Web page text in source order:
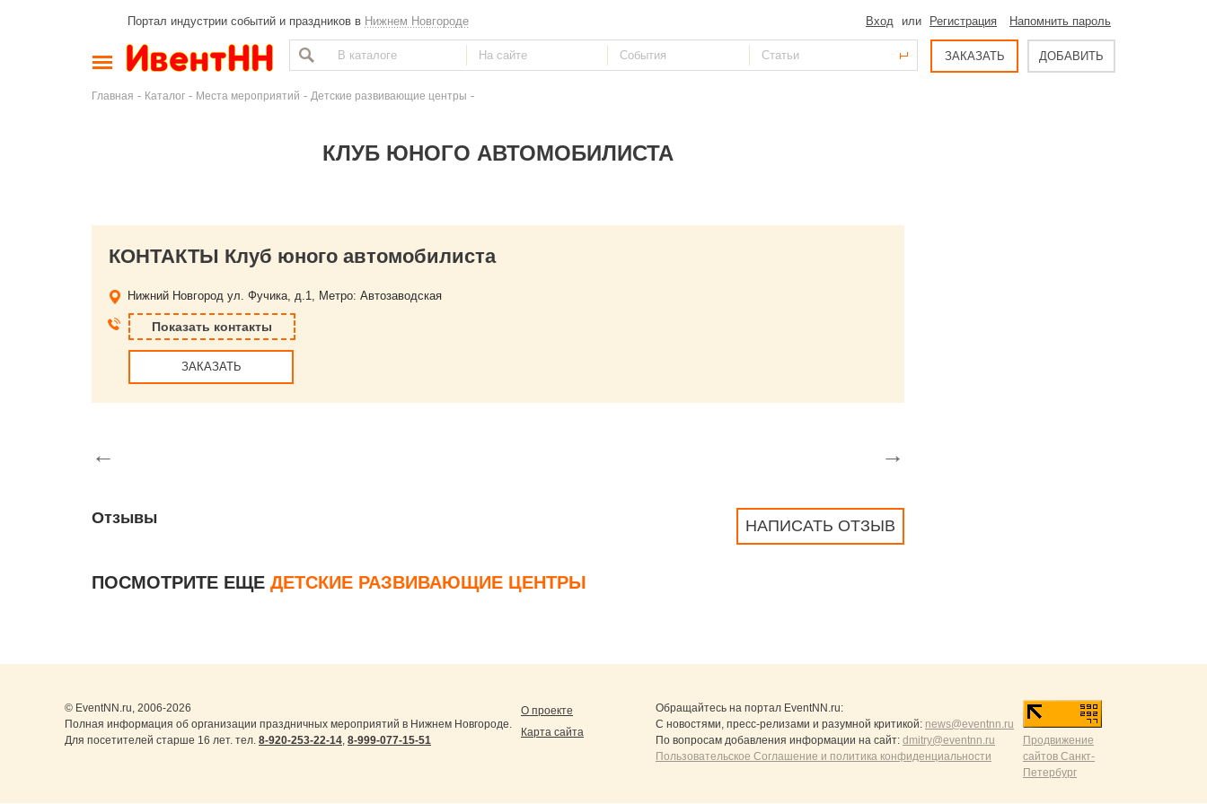
Портал индустрии событий и праздников в Нижнем Новгороде Вход или Регистрация Напомнить пароль
ЗАКАЗАТЬ ДОБАВИТЬ
Главная - Каталог - Места мероприятий - Детские развивающие центры -
КЛУБ ЮНОГО АВТОМОБИЛИСТА
КОНТАКТЫ Клуб юного автомобилиста
Нижний Новгород ул. Фучика, д.1, Метро: Автозаводская
Показать контакты
ЗАКАЗАТЬ
← →
НАПИСАТЬ ОТЗЫВ
Отзывы
ПОСМОТРИТЕ ЕЩЕ ДЕТСКИЕ РАЗВИВАЮЩИЕ ЦЕНТРЫ
© EventNN.ru, 2006-2026
Полная информация об организации праздничных мероприятий в Нижнем Новгороде.
Для посетителей старше 16 лет. тел. 8-920-253-22-14, 8-999-077-15-51
О проекте
Карта сайта
Обращайтесь на портал EventNN.ru:
С новостями, пресс-релизами и разумной критикой: news@eventnn.ru
По вопросам добавления информации на сайт: dmitry@eventnn.ru
Пользовательское Соглашение и политика конфиденциальности
Продвижение
сайтов Санкт-
Петербург